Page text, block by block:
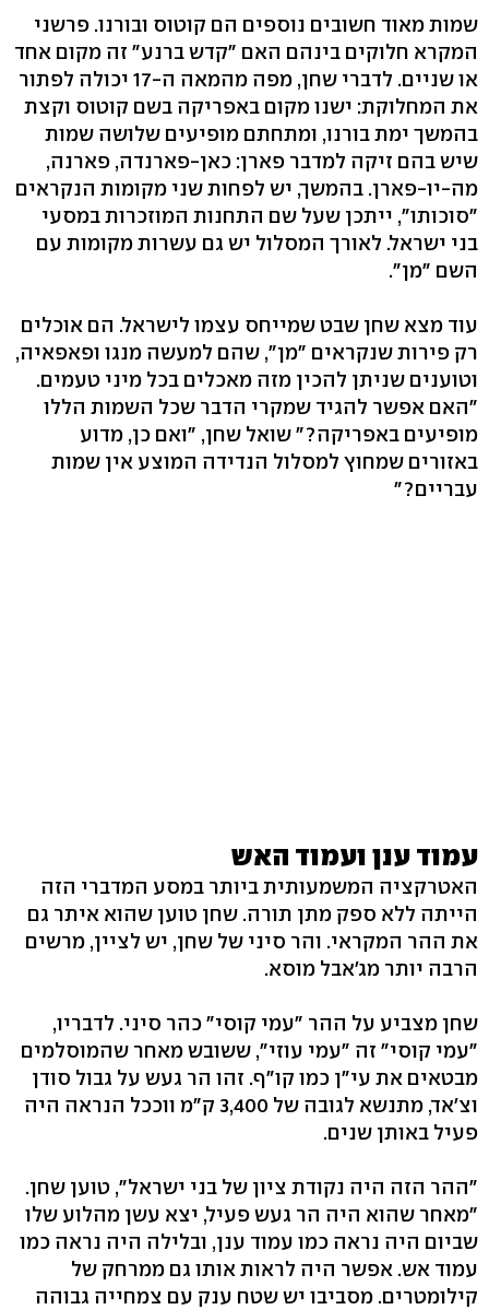
שמות מאוד חשובים נוספים הם קוטוס ובורנו. פרשני
המקרא חלוקים בינהם האם "קדש ברנע" זה מקום אחד
או שניים. לדברי שחן, מפה מהמאה ה-17 יכולה לפתור
את המחלוקת: ישנו מקום באפריקה בשם קוטוס וקצת
בהמשך ימת בורנו, ומתחתם מופיעים שלושה שמות
שיש בהם זיקה למדבר פארן: כאן-פארנדה, פארנה,
מה-יו-פארן. בהמשך, יש לפחות שני מקומות הנקראים
"סוכותו", ייתכן שעל שם התחנות המוזכרות במסעי
בני ישראל. לאורך המסלול יש גם עשרות מקומות עם
השם "מן".
עוד מצא שחן שבט שמייחס עצמו לישראל. הם אוכלים
רק פירות שנקראים "מן", שהם למעשה מנגו ופאפאיה,
וטוענים שניתן להכין מזה מאכלים בכל מיני טעמים.
"האם אפשר להגיד שמקרי הדבר שכל השמות הללו
מופיעים באפריקה?" שואל שחן, "ואם כן, מדוע
באזורים שמחוץ למסלול הנדידה המוצע אין שמות
עבריים?"
עמוד ענן ועמוד האש
האטרקציה המשמעותית ביותר במסע המדברי הזה
הייתה ללא ספק מתן תורה. שחן טוען שהוא איתר גם
את ההר המקראי. והר סיני של שחן, יש לציין, מרשים
הרבה יותר מג'אבל מוסא.
שחן מצביע על ההר "עמי קוסי" כהר סיני. לדבריו,
"עמי קוסי" זה "עמי עוזי", ששובש מאחר שהמוסלמים
מבטאים את עי"ן כמו קו"ף. זהו הר געש על גבול סודן
וצ'אד, מתנשא לגובה של 3,400 ק"מ ווככל הנראה היה
פעיל באותן שנים.
"ההר הזה היה נקודת ציון של בני ישראל", טוען שחן.
"מאחר שהוא היה הר געש פעיל, יצא עשן מהלוע שלו
שביום היה נראה כמו עמוד ענן, ובלילה היה נראה כמו
עמוד אש. אפשר היה לראות אותו גם ממרחק של
קילומטרים. מסביבו יש שטח ענק עם צמחייה גבוהה